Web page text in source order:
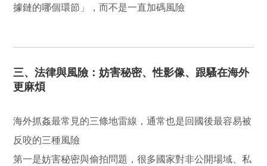
據鏈的哪個環節」，而不是一直加碼風險
三、法律與風險：妨害秘密、性影像、跟騷在海外
更麻煩
海外抓姦最常見的三條地雷線，通常也是回國後最容易被
反咬的三種風險
第一是妨害秘密與偷拍問題，很多國家對非公開場域、私